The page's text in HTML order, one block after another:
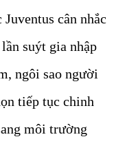
cân nhắc
suýt gia nhập
ngôi sao người
tiếp tục chinh
môi trường